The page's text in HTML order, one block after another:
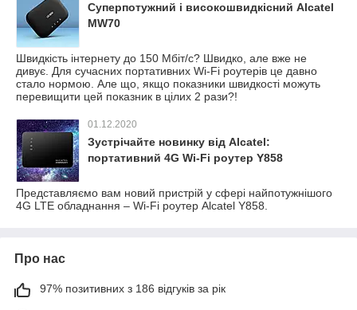
Суперпотужний і високошвидкісний Alcatel
MW70
Швидкість інтернету до 150 Мбіт/с? Швидко, але вже не
дивує. Для сучасних портативних Wi-Fi роутерів це давно
стало нормою. Але що, якщо показники швидкості можуть
перевищити цей показник в цілих 2 рази?!
01.12.2020
Зустрічайте новинку від Alcatel:
портативний 4G Wi-Fi роутер Y858
Представляємо вам новий пристрій у сфері найпотужнішого
4G LTE обладнання – Wi-Fi роутер Alcatel Y858.
Про нас
97% позитивних з 186 відгуків за рік